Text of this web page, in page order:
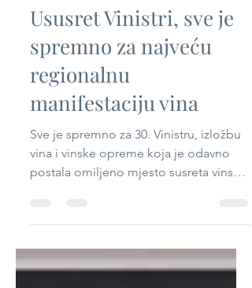
Sandra Brambilla
Apr 23, 2024
3 min read
Ususret Vinistri, sve je
spremno za najveću
regionalnu
manifestaciju vina
postala omiljeno mjesto susreta vinskih
profesionalaca i...